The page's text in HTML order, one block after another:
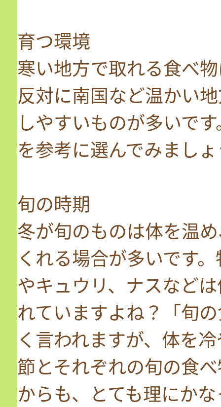
育つ環境
寒い地方で取れる食べ
反対に南国など温かい
しやすいものが多いで
を参考に選んでみまし
旬の時期
冬が旬のものは体を温
くれる場合が多いです
やキュウリ、ナスなど
れていますよね？「旬
く言われますが、体を
節とそれぞれの旬の食
からも、とても理にか